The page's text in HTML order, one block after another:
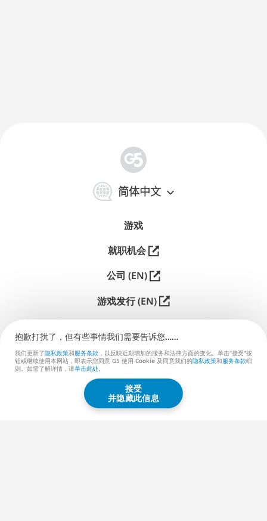
简体中文
体
中
游戏
就职机会
公司 (EN)
游戏发行 (EN)
联系我们 (EN)
G5 ENTERTAINMENT ®
© 2026 G5 Entertainment AB
抱歉打扰了，但有些事情我们需要告诉您……
我们更新了隐私政策和服务条款 ，以反映近期增加的服务和法律方面的变化。单击“接受”按
钮或继续使用本网站，即表示您同意 G5 使用 Cookie 及同意我们的隐私政策和服务条款细
则。如需了解详情，请单击此处。
接受
并隐藏此信息